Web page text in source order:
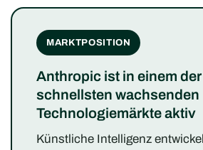
MARKTPOSITION
Anthropic ist in einem der
schnellsten wachsenden
Technologiemärkte aktiv
Künstliche Intelligenz